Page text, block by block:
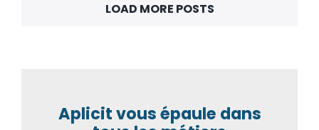
LOAD MORE POSTS
Aplicit vous épaule dans